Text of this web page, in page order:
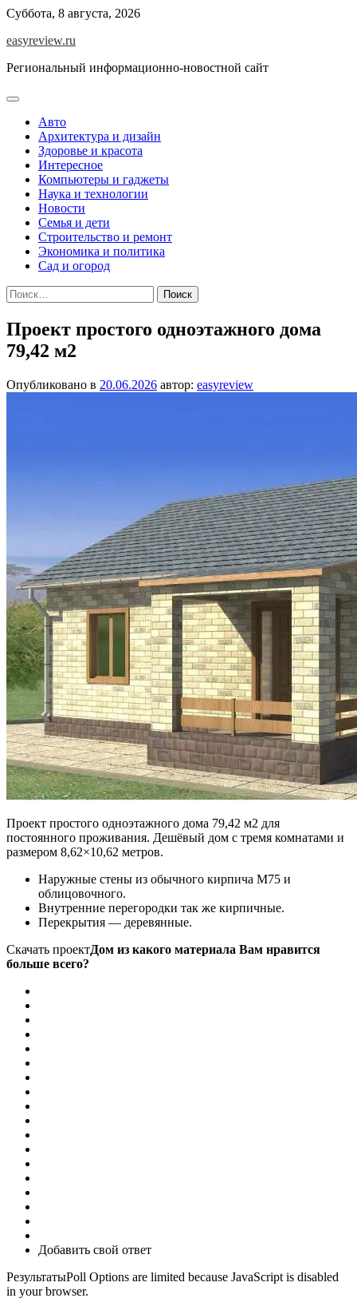
Перейти
содержимому
Суббота, 8 августа, 2026
easyreview.ru
Региональный информационно-новостной сайт
Авто
Архитектура и дизайн
Здоровье и красота
Интересное
Компьютеры и гаджеты
Наука и технологии
Новости
Семья и дети
Строительство и ремонт
Экономика и политика
Сад и огород
Найти:
Проект простого одноэтажного дома
79,42 м2
Опубликовано в 20.06.2026 автор: easyreview
Проект простого одноэтажного дома 79,42 м2 для
постоянного проживания. Дешёвый дом с тремя комнатами и
размером 8,62×10,62 метров.
Наружные стены из обычного кирпича М75 и
облицовочного.
Внутренние перегородки так же кирпичные.
Перекрытия — деревянные.
Скачать проектДом из какого материала Вам нравится
больше всего?
Добавить свой ответ
РезультатыPoll Options are limited because JavaScript is disabled
in your browser.